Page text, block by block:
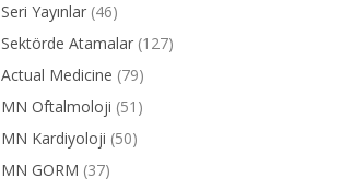
Seri Yayınlar (46)
Sektörde Atamalar (127)
Actual Medicine (79)
MN Oftalmoloji (51)
MN Kardiyoloji (50)
MN GORM (37)